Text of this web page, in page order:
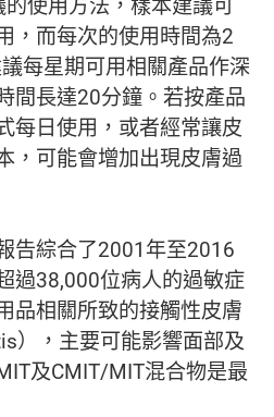
，而每次的使用時間為2
每星期可用相關產品作深
間長達20分鐘。若按產品
每日使用，或者經常讓皮
，可能會增加出現皮膚過
告綜合了2001年至2016
過38,000位病人的過敏症
品相關所致的接觸性皮膚
），主要可能影響面部及
及CMIT/MIT混合物是最